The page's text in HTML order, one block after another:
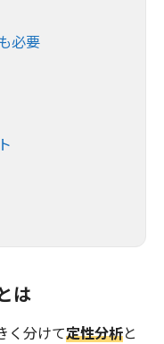
必要
は
く分けて定性分析と